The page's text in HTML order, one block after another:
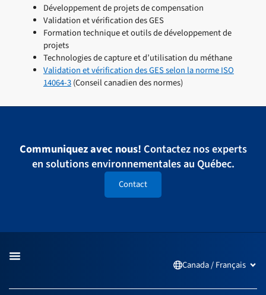
Développement de projets de compensation
Validation et vérification des GES
Formation technique et outils de développement de
projets
Technologies de capture et d’utilisation du méthane
Validation et vérification des GES selon la norme ISO
14064-3(Conseil canadien des normes)
Communiquez avec nous! Contactez nos experts
en solutions environnementales au Québec.
Contact
Canada / Français